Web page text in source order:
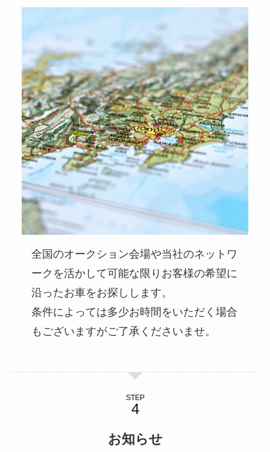
全国のオークション会場や当社のネットワ
ークを活かして可能な限りお客様の希望に
沿ったお車をお探しします。
条件によっては多少お時間をいただく場合
もございますがご了承くださいませ。
STEP
お知らせ